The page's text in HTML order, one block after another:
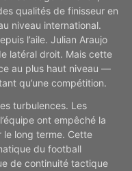
qualités de finisseur en
niveau international.
l’aile. Julian Araujo
latéral droit. Mais cette
au plus haut niveau —
qu’une compétition.
turbulences. Les
ont empêché la
le long terme. Cette
du football
de continuité tactique